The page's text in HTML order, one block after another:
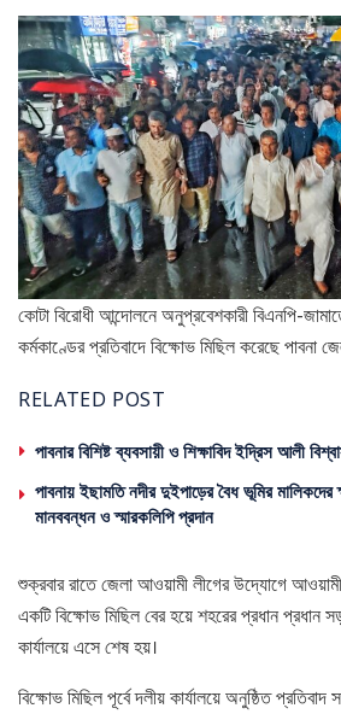
কোটা বিরোধী আন্দোলনে অনুপ্রবেশকারী বিএনপি-
কর্মকাণ্ডের প্রতিবাদে বিক্ষোভ মিছিল করেছে পাবনা
RELATED POST
পাবনার বিশিষ্ট ব্যবসায়ী ও শিক্ষাবিদ ইদ্রিস আলী
পাবনায় ইছামতি নদীর দুইপাড়ের বৈধ ভূমির মালিকদের
মানববন্ধন ও স্মারকলিপি প্রদান
শুক্রবার রাতে জেলা আওয়ামী লীগের উদ্যোগে আওয়ামী
একটি বিক্ষোভ মিছিল বের হয়ে শহরের প্রধান প্রধান
কার্যালয়ে এসে শেষ হয়।
বিক্ষোভ মিছিল পূর্বে দলীয় কার্যালয়ে অনুষ্ঠিত